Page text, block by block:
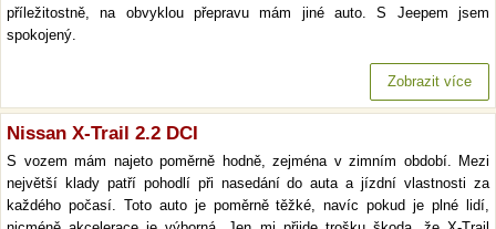
příležitostně, na obvyklou přepravu mám jiné auto. S Jeepem jsem
spokojený.
Zobrazit více
Nissan X-Trail 2.2 DCI
S vozem mám najeto poměrně hodně, zejména v zimním období. Mezi
největší klady patří pohodlí při nasedání do auta a jízdní vlastnosti za
každého počasí. Toto auto je poměrně těžké, navíc pokud je plné lidí,